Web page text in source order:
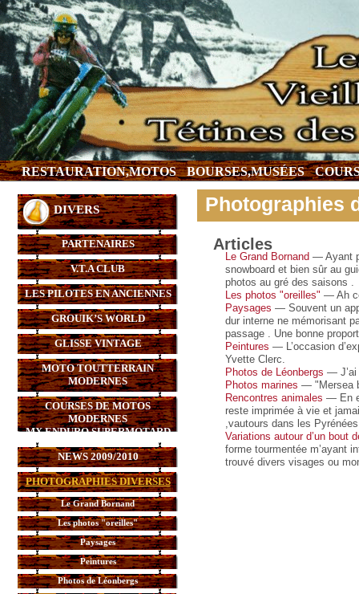
RESTAURATION,MOTOS BOURSES,MUSÉES
DIVERS
PARTENAIRES
V.T.A CLUB
LES PILOTES EN ANCIENNES
GROUIK’S WORLD
GLISSE VINTAGE
MOTO TOUTTERRAIN
MODERNES
COURSES DE MOTOS
MODERNES
MX,ENDURO,SUPERMOTARD
NEWS 2009/2010
PHOTOGRAPHIES DIVERSES
Le Grand Bornand
Les photos "oreilles"
Paysages
Peintures
Photos de Léonbergs
Photographies
Articles
Le Grand Bornand — Ayant
snowboard et bien sûr au
photos au gré des saisons .
Les photos "oreilles" — Ah
Paysages — Souvent un
dur interne ne mémorisant
passage . Une bonne
Peintures — L’occasion
Yvette Clerc.
Photos de Léonbergs — J’ai
Photos marines — "Mersea
Rencontres animales — En
reste imprimée à vie et
,vautours dans les
Variations autour d’un bout
forme tourmentée m’ayant
trouvé divers visages ou